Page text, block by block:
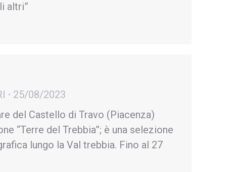
altri”
25/08/2023
del Castello di Travo (Piacenza)
“Terre del Trebbia”; è una selezione
lungo la Val trebbia. Fino al 27